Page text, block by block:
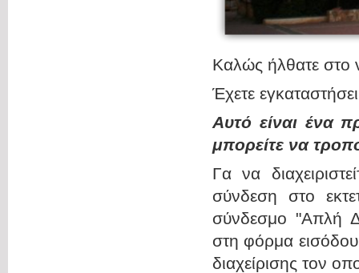
Καλώς ήλθατε
Έχετε
Αυτό είναι ένα
μπορείτε να
Γα να
σύνδεση στο
σύνδεσμο "Απλή
στη φόρμα
διαχείρισης τον